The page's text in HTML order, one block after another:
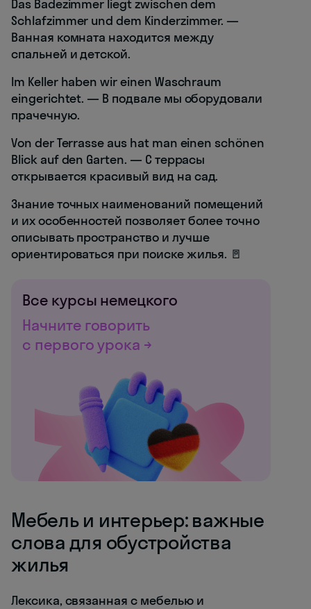
Das Badezimmer liegt zwischen dem
Schlafzimmer und dem Kinderzimmer. —
Ванная комната находится между
спальней и детской.
Im Keller haben wir einen Waschraum
eingerichtet. — В подвале мы оборудовали
прачечную.
Von der Terrasse aus hat man einen schönen
Blick auf den Garten. — С террасы
открывается красивый вид на сад.
Знание точных наименований помещений
и их особенностей позволяет более точно
описывать пространство и лучше
ориентироваться при поиске жилья. 🚪
Все курсы немецкого
Начните говорить
с первого урока →
Мебель и интерьер: важные
слова для обустройства
жилья
Лексика, связанная с мебелью и